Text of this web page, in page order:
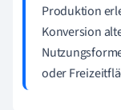
Produktion
Konversion
oder